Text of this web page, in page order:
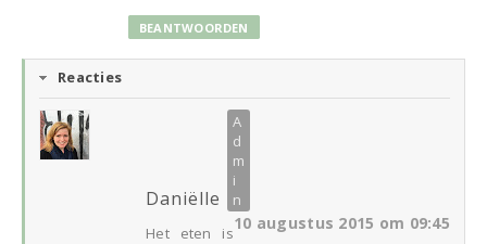
BEANTWOORDEN
Reacties
Daniëlle
10 augustus 2015 om 09:45
Het eten is